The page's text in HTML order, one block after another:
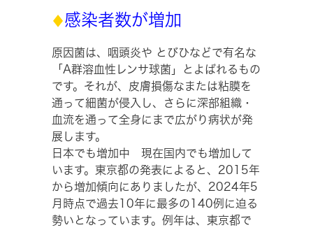
感染者数が増加
原因菌は、咽頭炎や とびひなどで有名な
「A群溶血性レンサ球菌」とよばれるもの
です。それが、皮膚損傷なまたは粘膜を
通って細菌が侵入し、さらに深部組織・
血流を通って全身にまで広がり病状が発
展します。
日本でも増加中 現在国内でも増加して
います。東京都の発表によると、2015年
から増加傾向にありましたが、2024年5
月時点で過去10年に最多の140例に迫る
勢いとなっています。例年は、東京都で